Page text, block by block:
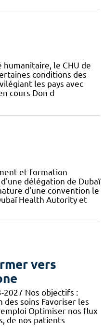
humanitaire, le CHU de
conditions des
les pays avec
cours Don d
et formation
d'une délégation de Dubaï
d’une convention le
Health Autority et
vers
Nos objectifs :
des soins Favoriser les
Optimiser nos flux
de nos patients